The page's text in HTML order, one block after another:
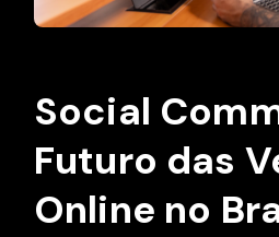
Social
Futuro das
Online no